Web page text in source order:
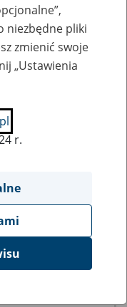
Sp. z o.o. (“ARSENAL”),
niezbędne pliki
zmienić swoje
„Ustawienia
r.